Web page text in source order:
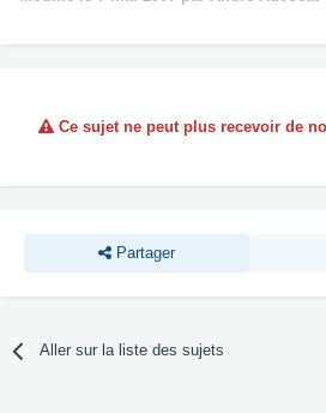
Ce sujet ne peut plus recevoir de
Partager
Aller sur la liste des sujets